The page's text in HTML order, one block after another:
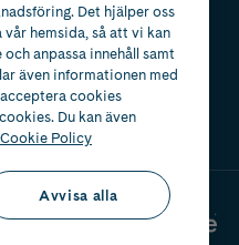
Det hjälper oss
hemsida, så att vi kan
anpassa innehåll samt
även informationen med
cookies
Du kan även
Cookie Policy
Avvisa alla